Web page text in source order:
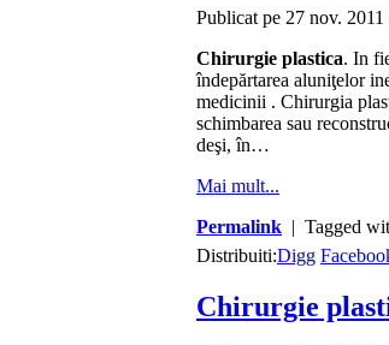
Publicat pe 27 nov.
Chirurgie plastica. In
îndepărtarea aluniţelor
medicinii . Chirurgia
schimbarea sau
deşi, în…
Mai mult...
Permalink | Tagged
Distribuiti:Digg
Chirurgie